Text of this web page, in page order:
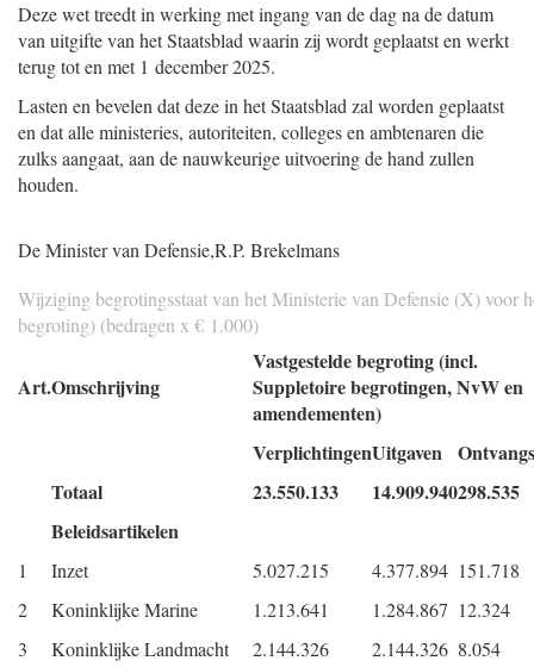
Deze wet treedt in werking met ingang van de dag na de datum
van uitgifte van het Staatsblad waarin zij wordt geplaatst en werkt
terug tot en met 1 december 2025.
Lasten en bevelen dat deze in het Staatsblad zal worden geplaatst
en dat alle ministeries, autoriteiten, colleges en ambtenaren die
zulks aangaat, aan de nauwkeurige uitvoering de hand zullen
houden.
De Minister van Defensie,R.P. Brekelmans
Wijziging begrotingsstaat van het Ministerie van Defensie (X) voor
begroting) (bedragen x € 1.000)
Art.Omschrijving
Vastgestelde begroting (incl.
Suppletoire begrotingen, NvW en
amendementen)
VerplichtingenUitgaven
Totaal
23.550.133 14.909.940298.535
Beleidsartikelen
1 Inzet 5.027.215 4.377.894 151.718
2
Koninklijke Marine 1.213.641 1.284.867 12.324
3
Koninklijke Landmacht 2.144.326 2.144.326 8.054